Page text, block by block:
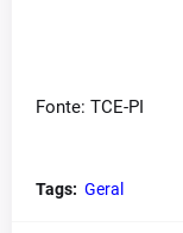
Fonte: TCE-PI
Tags: Geral